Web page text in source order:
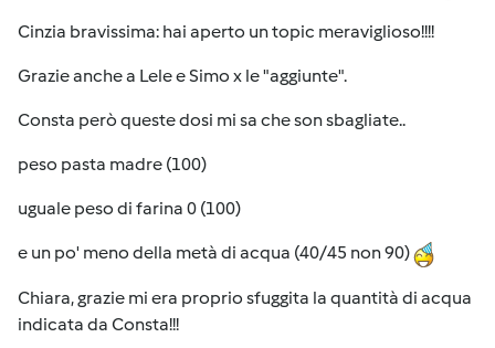
Cinzia bravissima: hai aperto un topic meraviglioso!!!!
Grazie anche a Lele e Simo x le "aggiunte".
Consta però queste dosi mi sa che son sbagliate..
peso pasta madre (100)
uguale peso di farina 0 (100)
e un po' meno della metà di acqua (40/45 non 90)
Chiara, grazie mi era proprio sfuggita la quantità di acqua
indicata da Consta!!!